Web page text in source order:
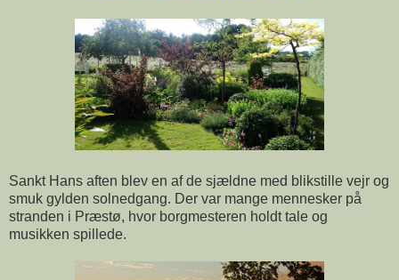
Sankt Hans aften blev en af de sjældne med blikstille vejr og
smuk gylden solnedgang. Der var mange mennesker på
stranden i Præstø, hvor borgmesteren holdt tale og
musikken spillede.